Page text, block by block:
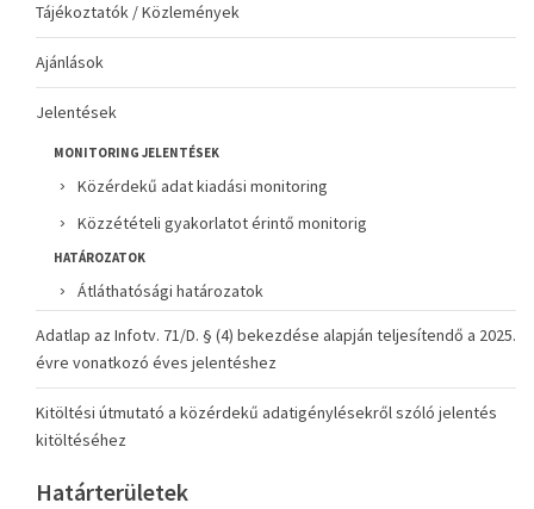
Tájékoztatók / Közlemények
Ajánlások
Jelentések
MONITORING JELENTÉSEK
Közérdekű adat kiadási monitoring
Közzétételi gyakorlatot érintő monitorig
HATÁROZATOK
Átláthatósági határozatok
Adatlap az Infotv. 71/D. § (4) bekezdése alapján teljesítendő a 2025.
évre vonatkozó éves jelentéshez
Kitöltési útmutató a közérdekű adatigénylésekről szóló jelentés
kitöltéséhez
Határterületek